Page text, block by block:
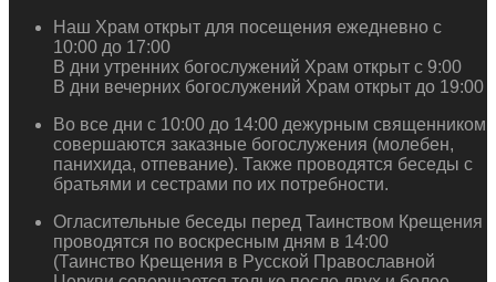
Наш Храм открыт для посещения ежедневно с
10:00 до 17:00
В дни утренних богослужений Храм открыт с 9:00
В дни вечерних богослужений Храм открыт до 19:00
Во все дни с 10:00 до 14:00 дежурным священником
совершаются заказные богослужения (молебен,
панихида, отпевание). Также проводятся беседы с
братьями и сестрами по их потребности.
Огласительные беседы перед Таинством Крещения
проводятся по воскресным дням в 14:00
(Таинство Крещения в Русской Православной